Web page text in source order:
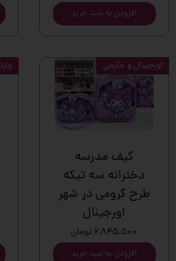
افزودن به سبد خرید
کیف مدرسه
دخترانه سه تیکه
طرح کرومی در شهر
اورجینال
۲,۸۴۵,۵۰۰ تومان
افزودن به سبد خرید
اورجینال و خارجی